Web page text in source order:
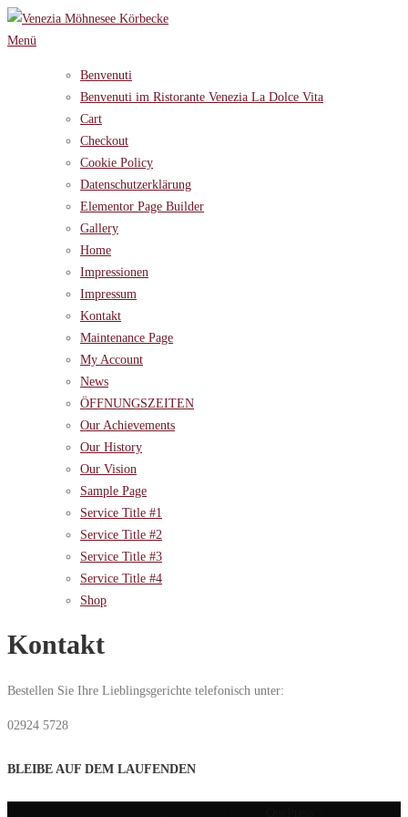
Zum
Inhalt
Menü
Benvenuti
Benvenuti im Ristorante Venezia La Dolce Vita
Cart
Checkout
Cookie Policy
Datenschutzerklärung
Elementor Page Builder
Gallery
Home
Impressionen
Impressum
Kontakt
Maintenance Page
My Account
News
ÖFFNUNGSZEITEN
Our Achievements
Our History
Our Vision
Sample Page
Service Title #1
Service Title #2
Service Title #3
Service Title #4
Shop
Kontakt
Bestellen Sie Ihre Lieblingsgerichte telefonisch unter:
02924 5728
BLEIBE AUF DEM LAUFENDEN